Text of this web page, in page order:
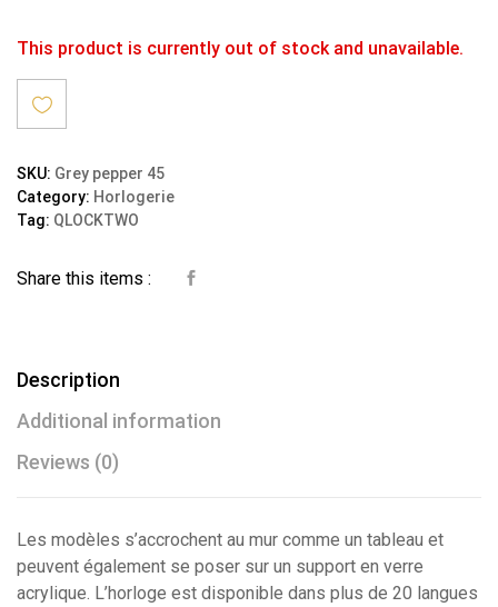
This product is currently out of stock and unavailable.
er à la
SKU: Grey pepper 45
Category: Horlogerie
Tag: QLOCKTWO
Share this items :
Description
Additional information
Reviews (0)
Les modèles s’accrochent au mur comme un tableau et
peuvent également se poser sur un support en verre
acrylique. L’horloge est disponible dans plus de 20 langues